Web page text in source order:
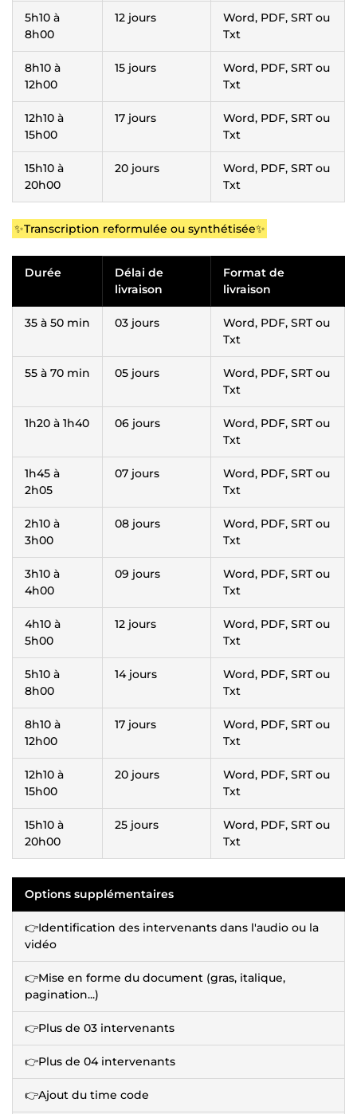
5h10 à
8h00
12 jours
Word, PDF, SRT ou
Txt
8h10 à
12h00
15 jours
Word, PDF, SRT ou
Txt
12h10 à
15h00
17 jours
Word, PDF, SRT ou
Txt
15h10 à
20h00
20 jours
Word, PDF, SRT ou
Txt
✨Transcription reformulée ou synthétisée✨
Durée
Délai de
livraison
Format de
livraison
35 à 50 min 03 jours
Word, PDF, SRT ou
Txt
55 à 70 min 05 jours
Word, PDF, SRT ou
Txt
1h20 à 1h40 06 jours
Word, PDF, SRT ou
Txt
1h45 à
2h05
07 jours
Word, PDF, SRT ou
Txt
2h10 à
3h00
08 jours
Word, PDF, SRT ou
Txt
3h10 à
4h00
09 jours
Word, PDF, SRT ou
Txt
4h10 à
5h00
12 jours
Word, PDF, SRT ou
Txt
5h10 à
8h00
14 jours
Word, PDF, SRT ou
Txt
8h10 à
12h00
17 jours
Word, PDF, SRT ou
Txt
12h10 à
15h00
20 jours
Word, PDF, SRT ou
Txt
15h10 à
20h00
25 jours
Word, PDF, SRT ou
Txt
Options supplémentaires
👉Identification des intervenants dans l'audio ou la
vidéo
👉Mise en forme du document (gras, italique,
pagination...)
👉Plus de 03 intervenants
👉Plus de 04 intervenants
👉Ajout du time code